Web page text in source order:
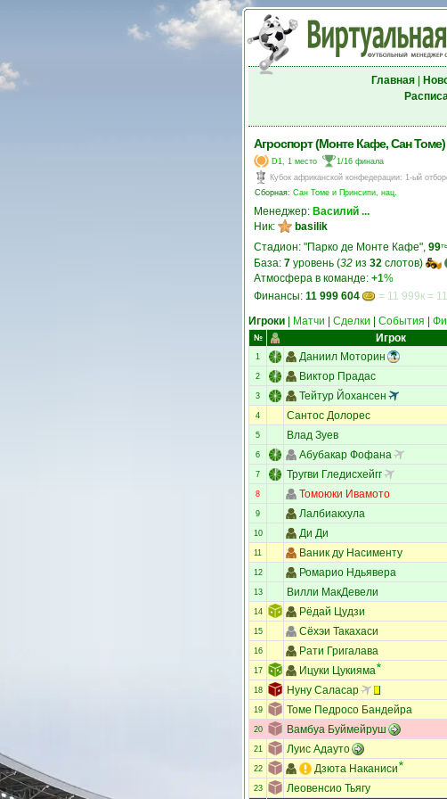
Главная|
Агроспорт (Монте Кафе, Сан Томе)
D1, 1 место
1/16 финала
Кубок африканской конфедерации: 1-ый
Сборная: Сан Томе и Принсипи, нац.
Менеджер: Василий ...
Ник:
basilik
Стадион: "Парко де Монте Кафе", 99
База: 7 уровень (32 из 32 слотов)
Атмосфера в команде: +1%
Финансы: 11 999 604 = 11 999к =
Игроки Матчи Сделки События
№ Игрок
1 Даниил Моторин
2 Виктор Прадас
3 Тейтур Йохансен
4 Сантос Долорес
5 Влад Зуев
6 Абубакар Фофана
7 Тругви Гледисхейгг
8 Томоюки Ивамото
9 Лалбиакхула
10 Ди Ди
11 Ваник ду Насименту
12 Ромарио Ндьявера
13 Вилли МакДевели
14 Рёдай Цудзи
15 Сёхэи Такахаси
16 Рати Григалава
17 Ицуки Цукияма
18 Нуну Саласар
19 Томе Педросо Бандейра
20 Вамбуа Буймейруш
21 Луис Адауто
22 Дзюта Наканиси
23 Леовенсио Тьягу